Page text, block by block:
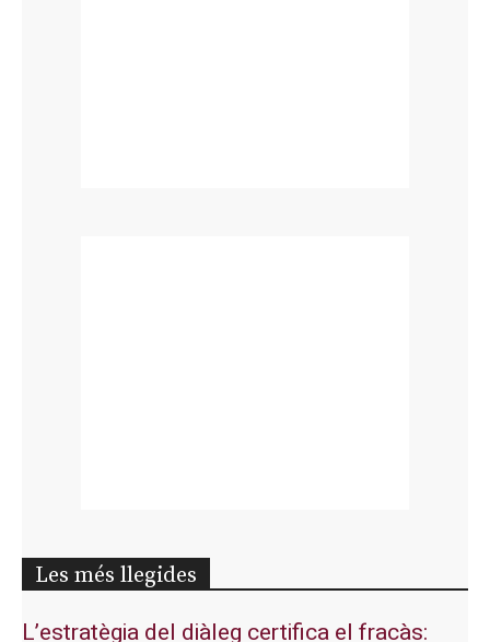
Les més llegides
L’estratègia del diàleg certifica el fracàs: